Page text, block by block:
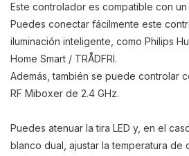
Este controlador es compatible con un
Puedes conectar fácilmente este
iluminación inteligente, como Philips
Home Smart / TRÅDFRI.
Además, también se puede controlar
RF Miboxer de 2.4 GHz.
Puedes atenuar la tira LED y, en el
blanco dual, ajustar la temperatura de